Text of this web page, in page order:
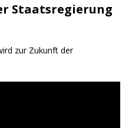
Staatsregierung
zur Zukunft der